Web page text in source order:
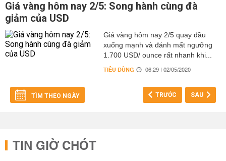
Giá vàng hôm nay 2/5: Song hành cùng đà
giảm của USD
Giá vàng hôm nay 2/5 quay đầu
xuống mạnh và đánh mất ngưỡng
1.700 USD/ ounce rất nhanh khi...
TIÊU DÙNG 06:29 | 02/05/2020
TÌM THEO NGÀY TRƯỚC SAU
TIN GIỜ CHÓT